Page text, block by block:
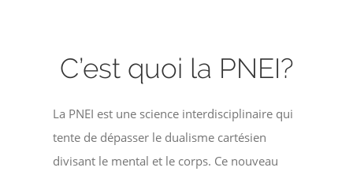
C’est quoi la PNEI?
La PNEI est une science interdisciplinaire qui
tente de dépasser le dualisme cartésien
divisant le mental et le corps. Ce nouveau